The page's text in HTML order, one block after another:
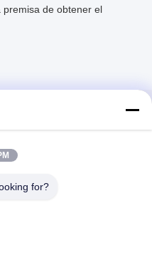
de obtener el
Longgang, Shenzhen
for?